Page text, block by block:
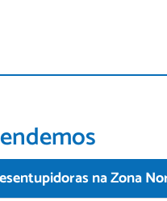
na Zona